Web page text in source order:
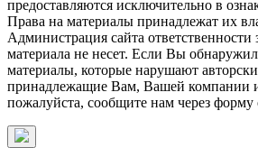
предоставляются исключительно в
Права на материалы принадлежат их
Администрация сайта ответственности
материала не несет. Если Вы
материалы, которые нарушают
принадлежащие Вам, Вашей компании
пожалуйста, сообщите нам через форму